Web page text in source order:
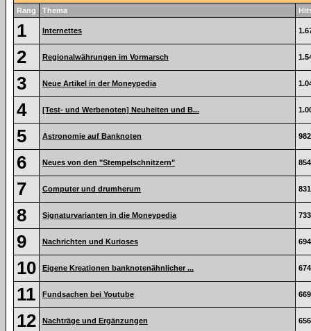
Rang Thema
1 Internettes
2 Regionalwährungen im Vormarsch
3 Neue Artikel in der Moneypedia
4 [Test- und Werbenoten] Neuheiten und B...
5 Astronomie auf Banknoten
6 Neues von den "Stempelschnitzern"
7 Computer und drumherum
8 Signaturvarianten in die Moneypedia
9 Nachrichten und Kurioses
10 Eigene Kreationen banknotenähnlicher ...
11 Fundsachen bei Youtube
12 Nachträge und Ergänzungen